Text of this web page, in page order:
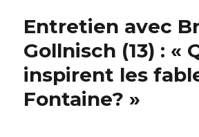
Entretien avec
Gollnisch (13) : «
inspirent les
Fontaine? »